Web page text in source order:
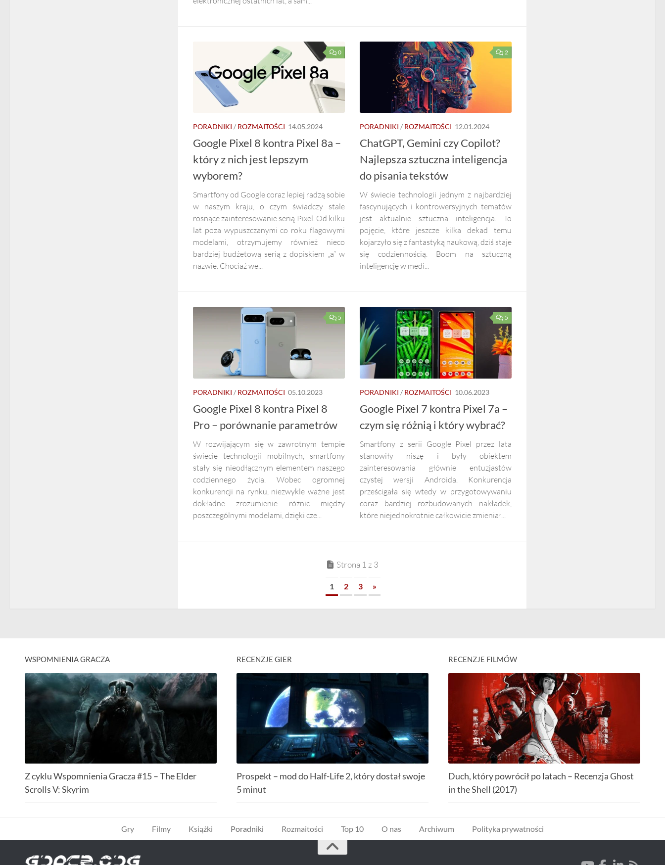
0
PORADNIKI / ROZMAITOŚCI 14.05.2024
Google Pixel 8 kontra Pixel 8a –
który z nich jest lepszym
wyborem?
Smartfony od Google coraz lepiej radzą sobie
w naszym kraju, o czym świadczy stale
rosnące zainteresowanie serią Pixel. Od kilku
lat poza wypuszczanymi co roku flagowymi
modelami, otrzymujemy również nieco
bardziej budżetową serią z dopiskiem „a” w
nazwie. Chociaż we...
2
PORADNIKI / ROZMAITOŚCI 12.01.2024
ChatGPT, Gemini czy Copilot?
Najlepsza sztuczna inteligencja
do pisania tekstów
W świecie technologii jednym z najbardziej
fascynujących i kontrowersyjnych tematów
jest aktualnie sztuczna inteligencja. To
pojęcie, które jeszcze kilka dekad temu
kojarzyło się z fantastyką naukową, dziś staje
się codziennością. Boom na sztuczną
inteligencję w medi...
5
PORADNIKI / ROZMAITOŚCI 05.10.2023
Google Pixel 8 kontra Pixel 8
Pro – porównanie parametrów
W rozwijającym się w zawrotnym tempie
świecie technologii mobilnych, smartfony
stały się nieodłącznym elementem naszego
codziennego życia. Wobec ogromnej
konkurencji na rynku, niezwykle ważne jest
dokładne zrozumienie różnic między
poszczególnymi modelami, dzięki cze...
5
PORADNIKI / ROZMAITOŚCI 10.06.2023
Google Pixel 7 kontra Pixel 7a –
czym się różnią i który wybrać?
Smartfony z serii Google Pixel przez lata
stanowiły niszę i były obiektem
zainteresowania głównie entuzjastów
czystej wersji Androida. Konkurencja
prześcigała się wtedy w przygotowywaniu
coraz bardziej rozbudowanych nakładek,
które niejednokrotnie całkowicie zmieniał...
Strona 1 z 3
1 2 3 »
WSPOMNIENIA GRACZA
Z cyklu Wspomnienia Gracza #15 – The Elder
Scrolls V: Skyrim
RECENZJE GIER
Prospekt – mod do Half-Life 2, który dostał swoje
5 minut
RECENZJE FILMÓW
Duch, który powrócił po latach – Recenzja Ghost
in the Shell (2017)
Gry Filmy Książki Poradniki Rozmaitości Top 10 O nas Archiwum Polityka prywatności